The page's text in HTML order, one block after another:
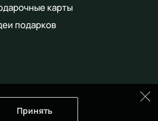
Принять
карты
подарков